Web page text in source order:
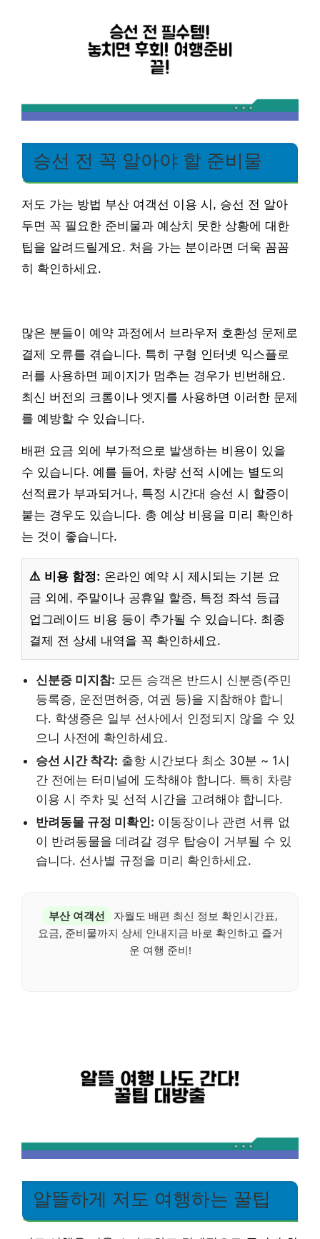
승선 전 꼭 알아야 할 준비물
저도 가는 방법 부산 여객선 이용 시, 승선 전 알아
두면 꼭 필요한 준비물과 예상치 못한 상황에 대한
팁을 알려드릴게요. 처음 가는 분이라면 더욱 꼼꼼
히 확인하세요.
많은 분들이 예약 과정에서 브라우저 호환성 문제로
결제 오류를 겪습니다. 특히 구형 인터넷 익스플로
러를 사용하면 페이지가 멈추는 경우가 빈번해요.
최신 버전의 크롬이나 엣지를 사용하면 이러한 문제
를 예방할 수 있습니다.
배편 요금 외에 부가적으로 발생하는 비용이 있을
수 있습니다. 예를 들어, 차량 선적 시에는 별도의
선적료가 부과되거나, 특정 시간대 승선 시 할증이
붙는 경우도 있습니다. 총 예상 비용을 미리 확인하
는 것이 좋습니다.
⚠️ 비용 함정: 온라인 예약 시 제시되는 기본 요
금 외에, 주말이나 공휴일 할증, 특정 좌석 등급
업그레이드 비용 등이 추가될 수 있습니다. 최종
결제 전 상세 내역을 꼭 확인하세요.
신분증 미지참: 모든 승객은 반드시 신분증(주민
등록증, 운전면허증, 여권 등)을 지참해야 합니
다. 학생증은 일부 선사에서 인정되지 않을 수 있
으니 사전에 확인하세요.
승선 시간 착각: 출항 시간보다 최소 30분 ~ 1시
간 전에는 터미널에 도착해야 합니다. 특히 차량
이용 시 주차 및 선적 시간을 고려해야 합니다.
반려동물 규정 미확인: 이동장이나 관련 서류 없
이 반려동물을 데려갈 경우 탑승이 거부될 수 있
습니다. 선사별 규정을 미리 확인하세요.
부산 여객선
자월도 배편 최신 정보 확인시간표,
요금, 준비물까지 상세 안내지금 바로 확인하고 즐거
운 여행 준비!
알뜰하게 저도 여행하는 꿀팁